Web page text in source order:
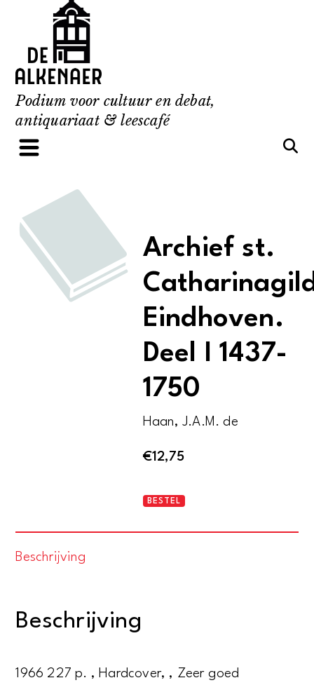
content
Podium voor cultuur en debat,
antiquariaat & leescafé
Archief st.
Eindhoven.
Deel I 1437-
1750
Haan, J.A.M. de
€12,75
Archief
BESTEL
Beschrijving
Beschrijving
1966 227 p. , Hardcover, , Zeer goed